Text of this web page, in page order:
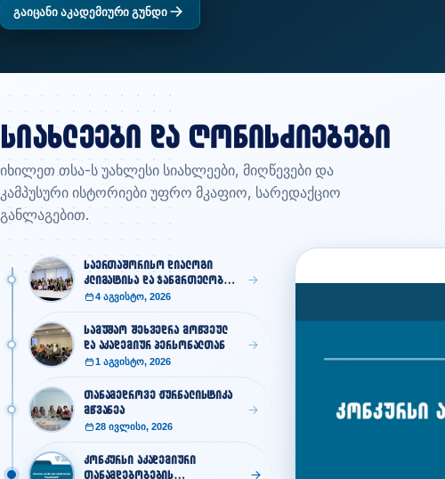
გაიცანი აკადემიური გუნდი
სიახლეები და ღონისძიებები
იხილეთ თსა-ს უახლესი სიახლეები, მიღწევები და
კამპუსური ისტორიები უფრო მკაფიო, სარედაქციო
განლაგებით.
საერთაშორისო დიალოგი
კლიმატისა და ჯანმრთელობის
შესახებ
სამუშაო შეხვედრა მოწვეულ
და აკადემიურ პერსონალთან
თანამედროვე ჟურნალისტიკა
მწვანეა